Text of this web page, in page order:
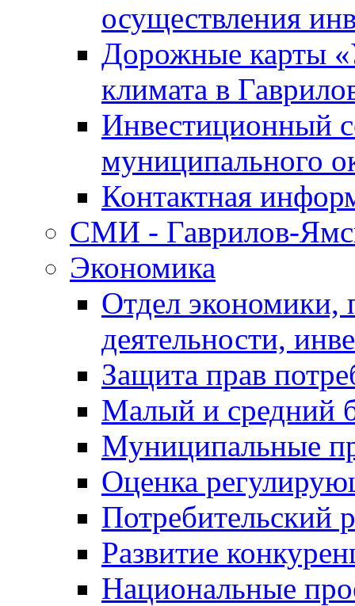
осуществления
Дорожные карты
климата в
Инвестиционный
муниципального
Контактная
СМИ - Гаврилов-
Экономика
Отдел экономики,
деятельности,
Защита прав
Малый и средний
Муниципальные
Оценка
Потребительский
Развитие
Национальные